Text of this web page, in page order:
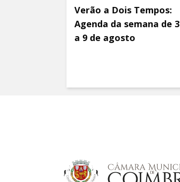
Verão a Dois Tempos:
Agenda da semana de 3
a 9 de agosto